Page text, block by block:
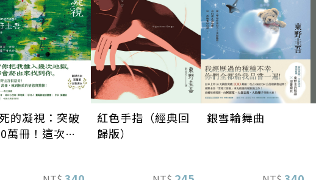
的凝視：突破
萬冊！這次的
紅色手指（經典回
歸版）
銀雪輪舞曲